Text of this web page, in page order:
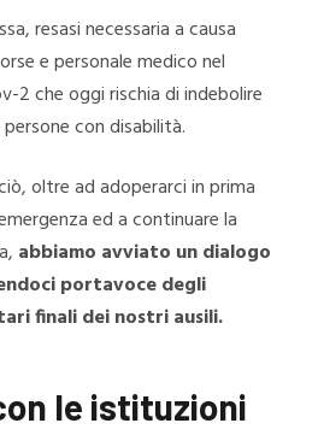
resasi necessaria a causa
e personale medico nel
2 che oggi rischia di indebolire
con disabilità.
oltre ad adoperarci in prima
ed a continuare la
abbiamo avviato un dialogo
portavoce degli
finali dei nostri ausili.
le istituzioni